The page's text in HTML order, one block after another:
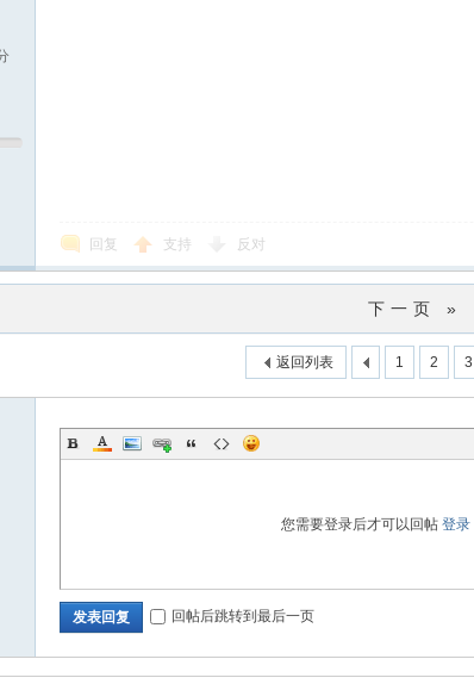
回复 支持 反对
下一页 »
1 2 3
返回列表
您需要登录后才可以回帖 登录|
发表回复 回帖后跳转到最后一页